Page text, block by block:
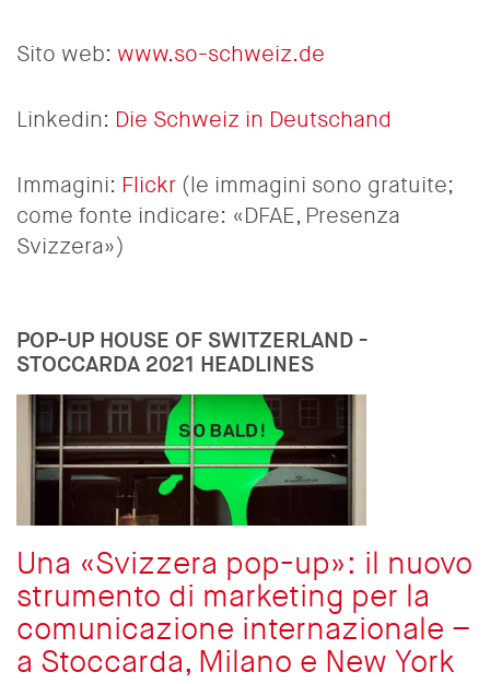
Sito web: www.so-schweiz.de
Linkedin: Die Schweiz in Deutschand
Immagini: Flickr (le immagini sono gratuite;
come fonte indicare: «DFAE, Presenza
Svizzera»)
POP-UP HOUSE OF SWITZERLAND -
STOCCARDA 2021 HEADLINES
Una «Svizzera pop-up»: il nuovo
strumento di marketing per la
comunicazione internazionale –
a Stoccarda, Milano e New York